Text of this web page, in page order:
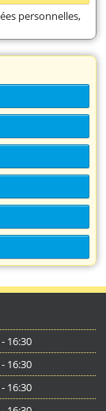
personnelles,
16:30
16:30
16:30